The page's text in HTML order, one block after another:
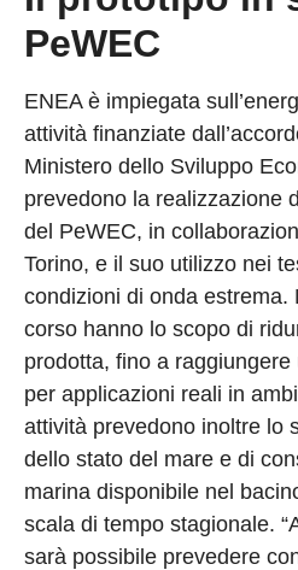
PeWEC
ENEA è impiegata
attività finanziate
Ministero dello Sviluppo
prevedono la realizzazione
del PeWEC, in
Torino, e il suo utilizzo nei
condizioni di onda estrema.
corso hanno lo scopo di
prodotta, fino a
per applicazioni reali in
attività prevedono inoltre lo
dello stato del mare e di
marina disponibile nel
scala di tempo stagionale.
sarà possibile prevedere